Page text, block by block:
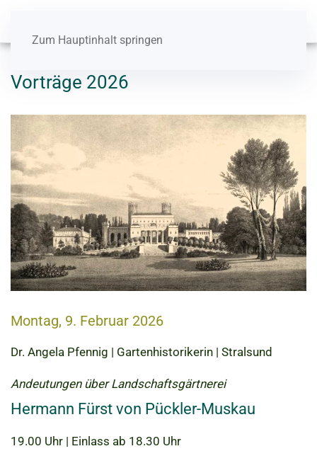
Zum Hauptinhalt springen
Vorträge 2026
Montag, 9. Februar 2026
Dr. Angela Pfennig | Gartenhistorikerin | Stralsund
Andeutungen über Landschaftsgärtnerei
Hermann Fürst von Pückler-Muskau
19.00 Uhr | Einlass ab 18.30 Uhr